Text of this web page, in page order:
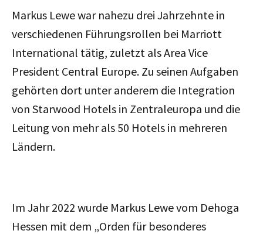
Markus Lewe war nahezu drei Jahrzehnte in
verschiedenen Führungsrollen bei Marriott
International tätig, zuletzt als Area Vice
President Central Europe. Zu seinen Aufgaben
gehörten dort unter anderem die Integration
von Starwood Hotels in Zentraleuropa und die
Leitung von mehr als 50 Hotels in mehreren
Ländern.
Im Jahr 2022 wurde Markus Lewe vom Dehoga
Hessen mit dem „Orden für besonderes